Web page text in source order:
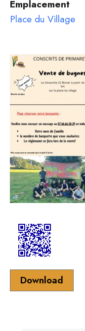
Emplacement
Place du Village
Download